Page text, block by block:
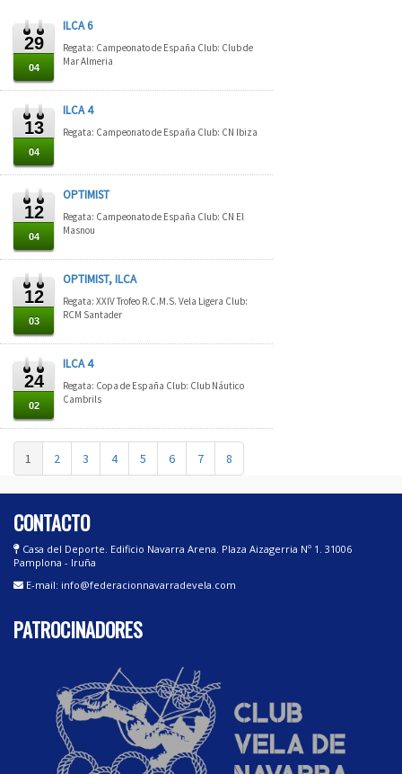
29
04
ILCA 6
Regata: Campeonato de España Club: Club de
Mar Almeria
13
04
ILCA 4
Regata: Campeonato de España Club: CN Ibiza
12
04
OPTIMIST
Regata: Campeonato de España Club: CN El
Masnou
12
03
OPTIMIST, ILCA
Regata: XXIV Trofeo R.C.M.S. Vela Ligera Club:
RCM Santader
24
02
ILCA 4
Regata: Copa de España Club: Club Náutico
Cambrils
1 2 3 4 5 6 7 8
CONTACTO
Casa del Deporte. Edificio Navarra Arena. Plaza Aizagerria Nº 1. 31006
Pamplona - Iruña
E-mail: info@federacionnavarradevela.com
PATROCINADORES